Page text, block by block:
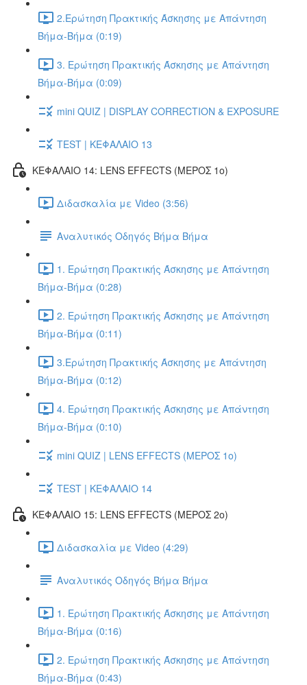
2.Ερώτηση Πρακτικής Άσκησης με Απάντηση
Βήμα-Βήμα (0:19)
3. Ερώτηση Πρακτικής Άσκησης με Απάντηση
Βήμα-Βήμα (0:09)
mini QUIZ | DISPLAY CORRECTION & EXPOSURE
TEST | ΚΕΦΑΛΑΙΟ 13
ΚΕΦΑΛΑΙΟ 14: LENS EFFECTS (ΜΕΡΟΣ 1ο)
Διδασκαλία με Video (3:56)
Αναλυτικός Οδηγός Βήμα Βήμα
1. Ερώτηση Πρακτικής Άσκησης με Απάντηση
Βήμα-Βήμα (0:28)
2. Ερώτηση Πρακτικής Άσκησης με Απάντηση
Βήμα-Βήμα (0:11)
3.Ερώτηση Πρακτικής Άσκησης με Απάντηση
Βήμα-Βήμα (0:12)
4. Ερώτηση Πρακτικής Άσκησης με Απάντηση
Βήμα-Βήμα (0:10)
mini QUIZ | LENS EFFECTS (ΜΕΡΟΣ 1ο)
TEST | ΚΕΦΑΛΑΙΟ 14
ΚΕΦΑΛΑΙΟ 15: LENS EFFECTS (ΜΕΡΟΣ 2o)
Διδασκαλία με Video (4:29)
Αναλυτικός Οδηγός Βήμα Βήμα
1. Ερώτηση Πρακτικής Άσκησης με Απάντηση
Βήμα-Βήμα (0:16)
2. Ερώτηση Πρακτικής Άσκησης με Απάντηση
Βήμα-Βήμα (0:43)